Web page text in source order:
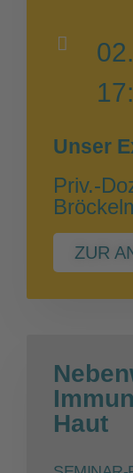
Unser
Priv.-
ZUR
Haut